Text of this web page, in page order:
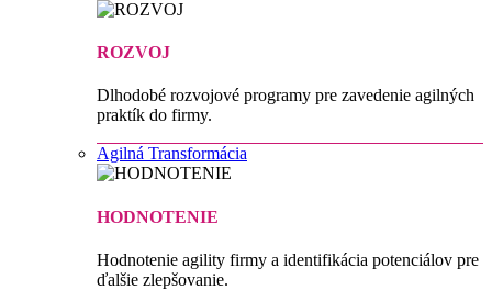
ROZVOJ
Dlhodobé rozvojové programy pre zavedenie agilných
praktík do firmy.
Agilná Transformácia
HODNOTENIE
Hodnotenie agility firmy a identifikácia potenciálov pre
ďalšie zlepšovanie.